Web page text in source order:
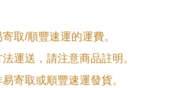
取/順豐速運的運費。
運送，請注意商品註明。
寄取或順豐速運發貨。